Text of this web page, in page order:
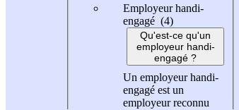
Employeur handi-
engagé (4)
Qu'est-ce qu'un
employeur handi-
engagé ?
Un employeur handi-
engagé est un
employeur reconnu